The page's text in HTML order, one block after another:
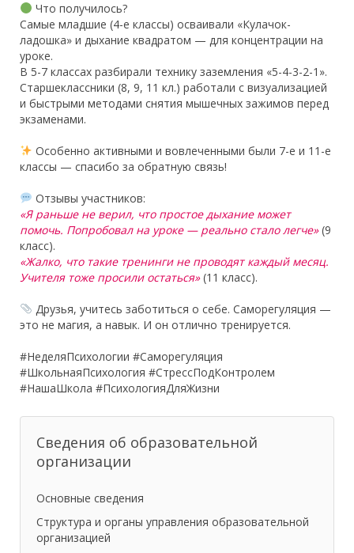
Что получилось?
Самые младшие (4-е классы) осваивали «Кулачок-
ладошка» и дыхание квадратом — для концентрации на
уроке.
В 5-7 классах разбирали технику заземления «5-4-3-2-1».
Старшеклассники (8, 9, 11 кл.) работали с визуализацией
и быстрыми методами снятия мышечных зажимов перед
экзаменами.
Особенно активными и вовлеченными были 7-е и 11-е
классы — спасибо за обратную связь!
Отзывы участников:
«Я раньше не верил, что простое дыхание может
помочь. Попробовал на уроке — реально стало легче»(9
класс).
«Жалко, что такие тренинги не проводят каждый месяц.
Учителя тоже просили остаться»(11 класс).
Друзья, учитесь заботиться о себе. Саморегуляция —
это не магия, а навык. И он отлично тренируется.
#НеделяПсихологии #Саморегуляция
#ШкольнаяПсихология #СтрессПодКонтролем
#НашаШкола #ПсихологияДляЖизни
Сведения об образовательной
организации
Основные сведения
Структура и органы управления образовательной
организацией